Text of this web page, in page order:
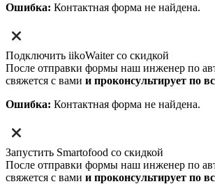
Ошибка: Контактная форма не найдена.
Подключить iikoWaiter со скидкой
После отправки формы наш инженер по
свяжется с вами и проконсультирует по
Ошибка: Контактная форма не найдена.
Запустить Smartofood со скидкой
После отправки формы наш инженер по
свяжется с вами и проконсультирует по